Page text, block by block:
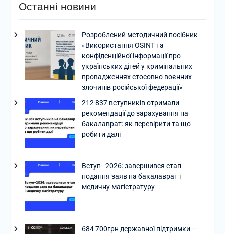
Останні новини
Розроблений методичний посібник
«Використання OSINT та
конфіденційної інформації про
українських дітей у кримінальних
провадженнях стосовно воєнних
злочинів російської федерації»
212 837 вступників отримали
рекомендації до зарахування на
бакалаврат: як перевірити та що
робити далі
Вступ–2026: завершився етап
подання заяв на бакалаврат і
медичну магістратуру
684 700грн державної підтримки —